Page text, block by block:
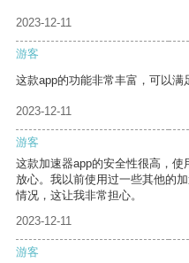
2023-12-11
游客
这款app的功能非常丰富，可以满
2023-12-11
游客
这款加速器app的安全性很高，
放心。我以前使用过一些其他的
情况，这让我非常担心。
2023-12-11
游客